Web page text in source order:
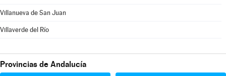
Villanueva de San Juan
Villaverde del Río
Provincias de Andalucía